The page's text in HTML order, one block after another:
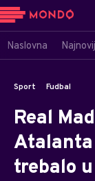
Naslovna
Sport Fudbal
Real
trebalo